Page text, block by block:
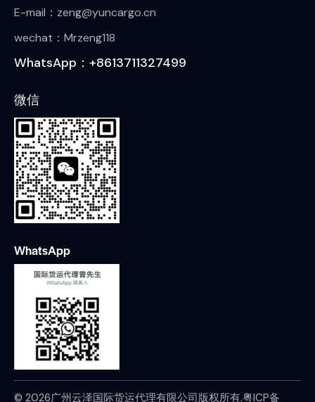
E-mail：zeng@yuncargo.cn
wechat：Mrzeng118
WhatsApp：+8613711327499
微信
WhatsApp
© 2026广州云泽国际货运代理有限公司版权所有.粤ICP备